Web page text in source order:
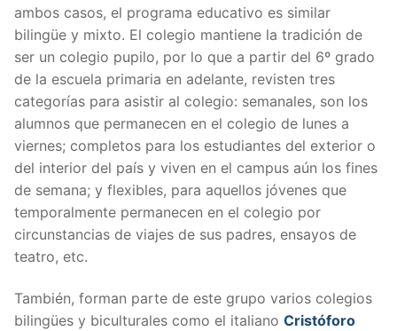
ambos casos, el programa educativo es similar
bilingüe y mixto. El colegio mantiene la tradición de
ser un colegio pupilo, por lo que a partir del 6º grado
de la escuela primaria en adelante, revisten tres
categorías para asistir al colegio: semanales, son los
alumnos que permanecen en el colegio de lunes a
viernes; completos para los estudiantes del exterior o
del interior del país y viven en el campus aún los fines
de semana; y flexibles, para aquellos jóvenes que
temporalmente permanecen en el colegio por
circunstancias de viajes de sus padres, ensayos de
teatro, etc.
También, forman parte de este grupo varios colegios
bilingües y biculturales como el italiano Cristóforo